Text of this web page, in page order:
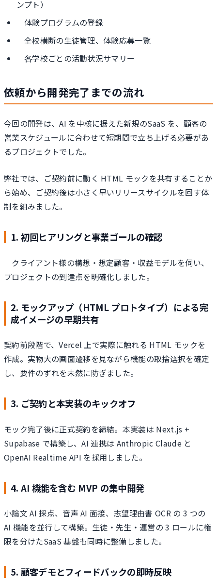
ンプト）
体験プログラムの登録
全校横断の生徒管理、体験応募一覧
各学校ごとの活動状況サマリー
依頼から開発完了までの流れ
今回の開発は、AI を中核に据えた新規のSaaS を、顧客の
営業スケジュールに合わせて短期間で立ち上げる必要があ
るプロジェクトでした。
弊社では、ご契約前に動く HTML モックを共有することか
ら始め、ご契約後は小さく早いリリースサイクルを回す体
制を組みました。
1. 初回ヒアリングと事業ゴールの確認
クライアント様の構想・想定顧客・収益モデルを伺い、
プロジェクトの到達点を明確化しました。
2. モックアップ（HTML プロトタイプ）による完
成イメージの早期共有
契約前段階で、Vercel 上で実際に触れる HTML モックを
作成。実物大の画面遷移を見ながら機能の取捨選択を確定
し、要件のずれを未然に防ぎました。
3. ご契約と本実装のキックオフ
モック完了後に正式契約を締結。本実装は Next.js +
Supabase で構築し、AI 連携は Anthropic Claude と
OpenAI Realtime API を採用しました。
4. AI 機能を含む MVP の集中開発
小論文 AI 採点、音声 AI 面接、志望理由書 OCR の 3 つの
AI 機能を並行して構築。生徒・先生・運営の 3 ロールに権
限を分けたSaaS 基盤も同時に整備しました。
5. 顧客デモとフィードバックの即時反映